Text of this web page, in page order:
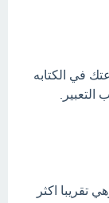
في الكتابه
تقريبا اكثر